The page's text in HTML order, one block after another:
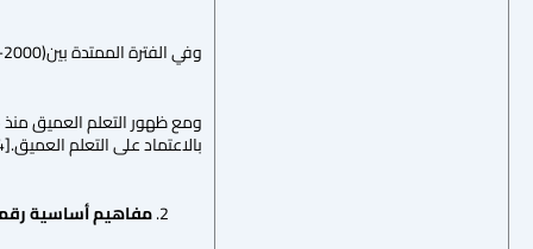
وفي الفترة الممتدة بين(2000-2015) أصبح الذكاء الاصطناعي أداة تنبؤية لا مجرد محاكاة قرار فقد أصبح يستخدم في التنبؤ ع الأضرار والمخاطر في المنشآت.[3]
بالاعتماد على التعلم العميق.[4] فأصبح الذكاء الاصطناعي عنصراً عملياً ضمن دورة حياة التصاميم الهندسية.
مفاهيم أساسية